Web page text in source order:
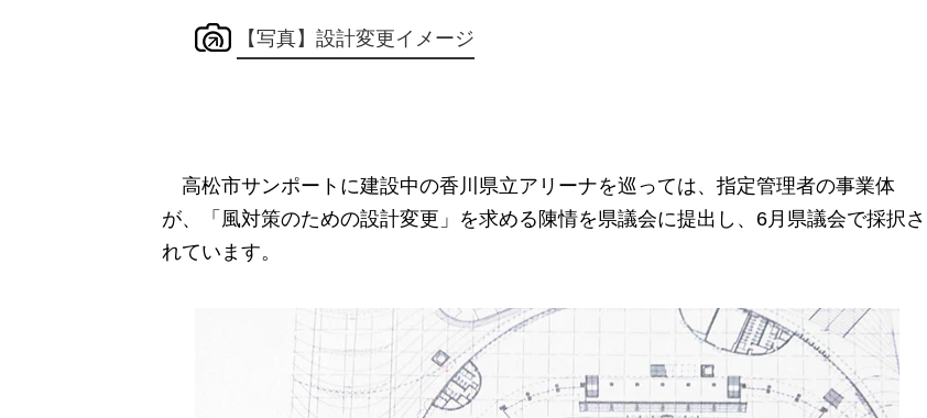
【写真】設計変更イメージ
高松市サンポートに建設中の香川県立アリーナを巡っては、指定管理者の事業体
が、「風対策のための設計変更」を求める陳情を県議会に提出し、6月県議会で採択さ
れています。